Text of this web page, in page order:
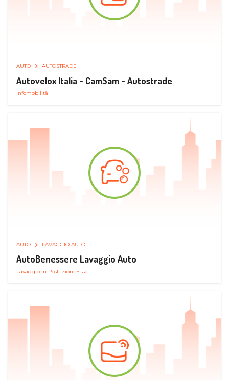
AUTO AUTOSTRADE
Autovelox Italia - CamSam - Autostrade
Infomobilità
AUTO LAVAGGIO AUTO
AutoBenessere Lavaggio Auto
Lavaggio in Postazioni Fisse